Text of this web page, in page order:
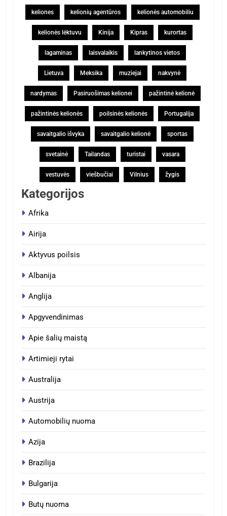
keliones kelionių agentūros kelionės automobiliu
kelionės lėktuvu Kinija Kipras kurortas
lagaminas laisvalaikis lankytinos vietos
Lietuva Meksika muziejai nakvynė
nardymas Pasiruošimas kelionei pažintinė kelionė
pažintinės kelionės poilsinės kelionės Portugalija
savaitgalio išvyka savaitgalio kelionė sportas
svetainė Tailandas turistai vasara
vestuvės viešbučiai Vilnius žygis
Kategorijos
Afrika
Airija
Aktyvus poilsis
Albanija
Anglija
Apgyvendinimas
Apie šalių maistą
Artimieji rytai
Australija
Austrija
Automobilių nuoma
Azija
Brazilija
Bulgarija
Butų nuoma